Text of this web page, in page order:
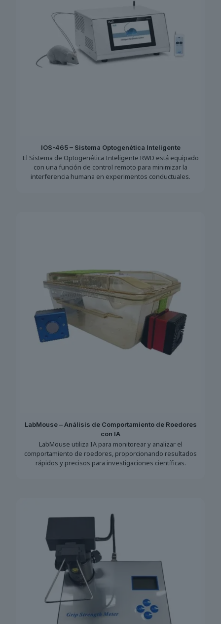
IOS-465 – Sistema Optogenética Inteligente
El Sistema de Optogenética Inteligente RWD está equipado
con una función de control remoto para minimizar la
interferencia humana en experimentos conductuales.
LabMouse – Análisis de Comportamiento de Roedores
con IA
LabMouse utiliza IA para monitorear y analizar el
comportamiento de roedores, proporcionando resultados
rápidos y precisos para investigaciones científicas.